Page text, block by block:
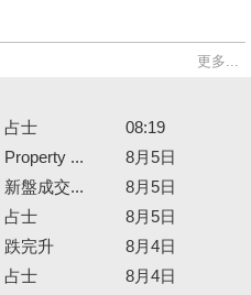
更多...
占士
08:19
Property ...
8月5日
新盤成交...
8月5日
占士
8月5日
跌完升
8月4日
占士
8月4日